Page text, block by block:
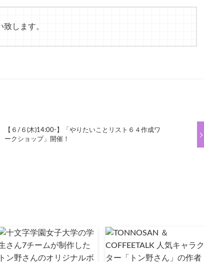
します。
【６/６(木)14:00-】「やりたいことリスト６４作成ワ
ークショップ」開催！